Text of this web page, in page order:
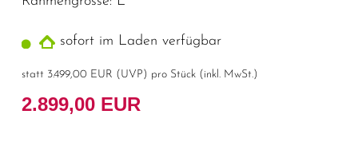
sofort im Laden verfügbar
statt 3.499,00 EUR ( UVP ) pro Stück (inkl. MwSt.)
2.899,00 EUR